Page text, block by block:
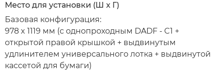
Место для установки (Ш x Г)
Базовая конфигурация:
978 x 1119 мм (с однопроходным DADF - C1 +
открытой правой крышкой + выдвинутым
удлинителем универсального лотка + выдвинутой
кассетой для бумаги)